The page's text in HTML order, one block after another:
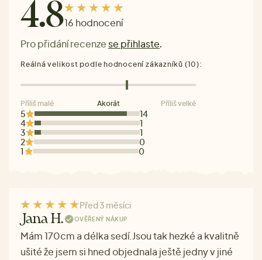
4.816 hodnocení
Pro přidání recenze se přihlaste.
5
14
4
1
3
1
2
0
1
0
Reálná velikost podle hodnocení zákazníků (10):
Příliš malé Akorát Příliš velké
Před 3 měsíci
Jana H. OVĚŘENÝ NÁKUP
Mám 170cm a délka sedí.Jsou tak hezké a kvalitně
ušité že jsem si hned objednala ještě jedny v jiné